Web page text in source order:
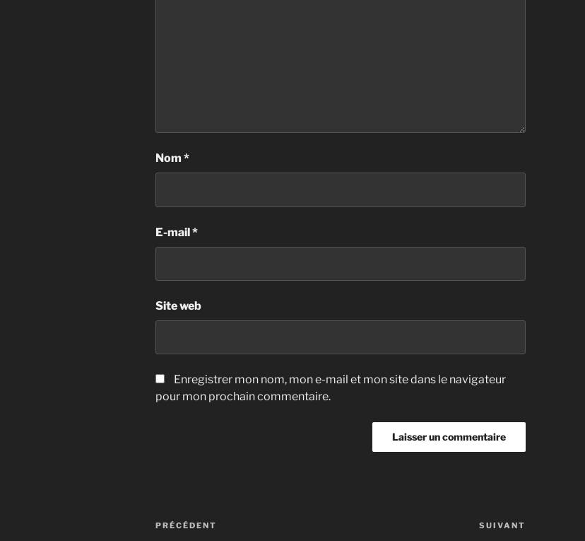
Nom *
E-mail*
Site web
Enregistrer mon nom, mon e-mail et mon site dans le navigateur
pour mon prochain commentaire.
Navigation
Article
PRÉCÉDENT SUIVANT